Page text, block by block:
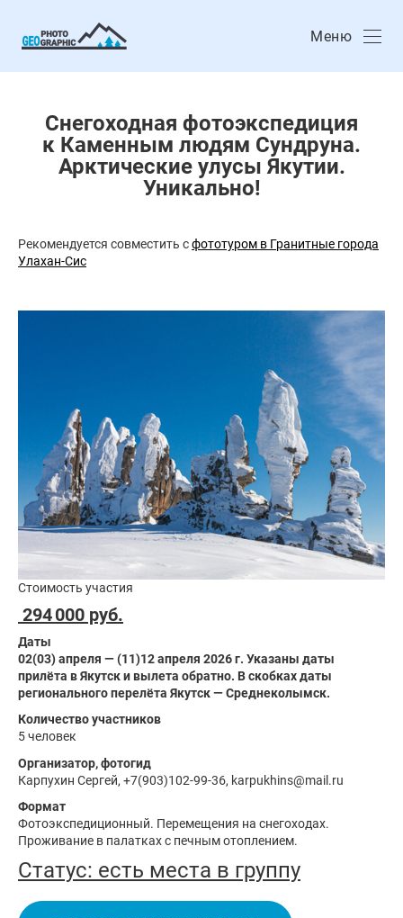
Меню
Снегоходная фотоэкспедиция
к Каменным людям Сундруна.
Арктические улусы Якутии.
Уникально!
Рекомендуется совместить сфототуром в Гранитные города
Улахан-Сис
Стоимость участия
294 000 руб.
Даты
02(03) апреля — (11)12 апреля 2026 г. Указаны даты
прилёта в Якутск и вылета обратно. В скобках даты
регионального перелёта Якутск — Среднеколымск.
Количество участников
5 человек
Организатор, фотогид
Карпухин Сергей, +7(903)102-99-36, karpukhins@mail.ru
Формат
Фотоэкспедиционный. Перемещения на снегоходах.
Проживание в палатках с печным отоплением.
Статус: есть места в группу